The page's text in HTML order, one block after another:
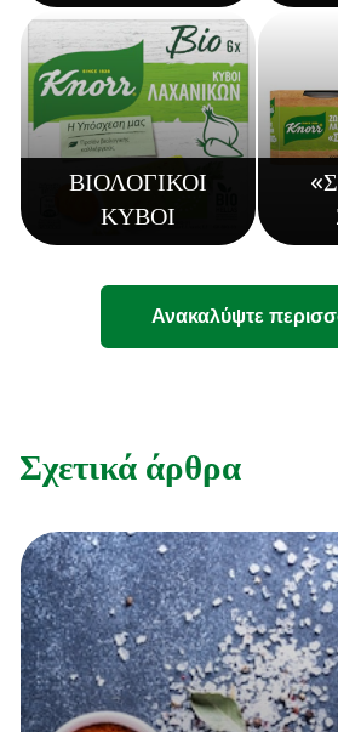
ΒΙΟΛΟΓΙΚΟΙ
ΚΥΒΟΙ
Ανακαλύψτε
Σχετικά άρθρα